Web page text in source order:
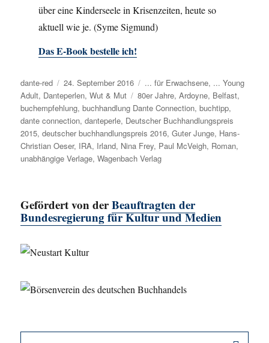
über eine Kinderseele in Krisenzeiten, heute so
aktuell wie je. (Syme Sigmund)
Das E-Book bestelle ich!
Autor
dante-red
Veröffentlicht
am
24. September 2016 Kategorien
... für Erwachsene, ... Young
Adult, Danteperlen,Wut & Mut Schlagwörter
80er Jahre,Ardoyne, Belfast,
buchempfehlung,buchhandlung Dante Connection,buchtipp,
dante connection,danteperle, Deutscher Buchhandlungspreis
2015,deutscher buchhandlungspreis 2016,Guter Junge, Hans-
Christian Oeser, IRA, Irland, Nina Frey, Paul McVeigh, Roman,
unabhängige Verlage,Wagenbach Verlag
Gefördert von derBeauftragten der
Bundesregierung für Kultur und Medien